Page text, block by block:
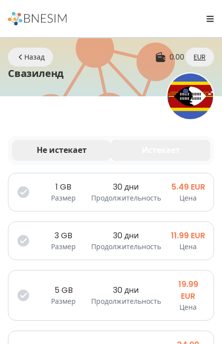
Назад 0.00 EUR
СвазилендeSIM | Оставайтесь на связи
Не истекает
Ваши данные действительны в течение
ограниченного времени.
1 GB
Размер
30 дни
Продолжительность
5.49 EUR
Цена
3GB
Размер
30 дни
Продолжительность
11.99 EUR
Цена
5 GB
Размер
30 дни
Продолжительность
19.99
EUR
Цена